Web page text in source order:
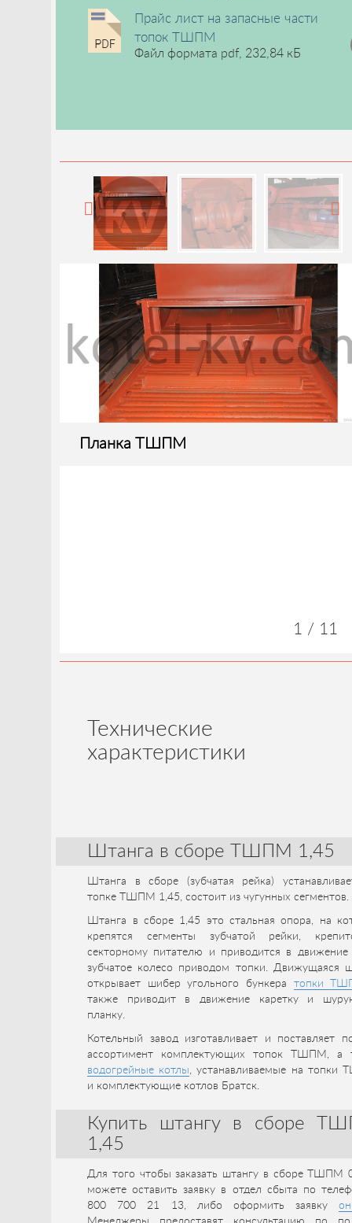
Прайс лист на запасные части
топок ТШПМ
Файл формата pdf, 232,84 кБ
Планка ТШПМ
1 / 11
Технические
характеристики
Штанга в сборе ТШПМ 1,45
Штанга в сборе (зубчатая рейка)
топке ТШПМ 1,45, состоит из чугунных сегментов.
Штанга в сборе 1,45 это стальная опора, на
крепятся сегменты зубчатой рейки,
секторному питателю и приводится в движение
зубчатое колесо приводом топки. Движущаяся
открывает шибер угольного бункера топки
также приводит в движение каретку и
планку.
Котельный завод изготавливает и поставляет
ассортимент комплектующих топок ТШПМ, а
водогрейные котлы, устанавливаемые на топки
и комплектующие котлов Братск.
Купить штангу в сборе
1,45
Для того чтобы заказать штангу в сборе ТШПМ
можете оставить заявку в отдел сбыта по
800 700 21 13, либо оформить заявку